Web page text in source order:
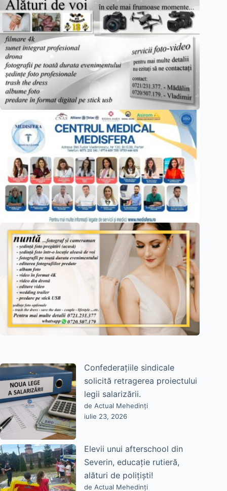
Confederațiile sindicale
solicită retragerea proiectului
legii salarizării.
de Actual Mehedinți
iulie 23, 2026
Elevii unui afterschool din
Severin, educație rutieră,
alături de polițiști!
de Actual Mehedinți